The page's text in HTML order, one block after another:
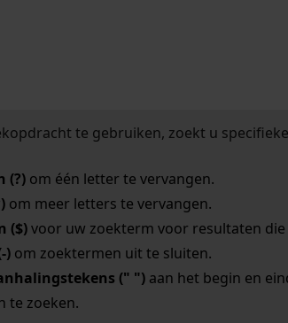
te gebruiken, zoekt u
(?)om één letter te vervangen.
om meer letters te vervangen.
($)voor uw zoekterm voor resultaten die
)om zoektermen uit te sluiten.
(" ")aan het begin en
te zoeken.